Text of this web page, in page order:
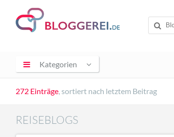
Kategorien
272 Einträge, sortiert nach letztem Beitrag
REISEBLOGS